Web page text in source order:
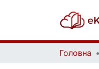
Головна